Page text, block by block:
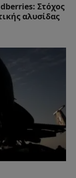
Στόχος
αλυσίδας